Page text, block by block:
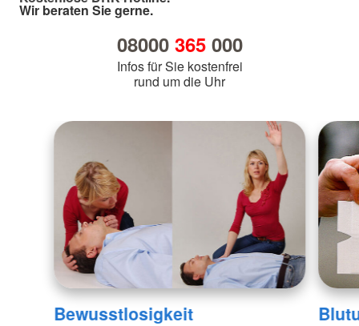
Wir beraten Sie gerne.
08000 365000
Infos für Sie kostenfrei
rund um die Uhr
Bewusstlosigkeit